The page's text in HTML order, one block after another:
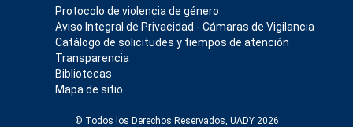
Protocolo de violencia de género
Aviso Integral de Privacidad - Cámaras de Vigilancia
Catálogo de solicitudes y tiempos de atención
Transparencia
Bibliotecas
Mapa de sitio
© Todos los Derechos Reservados, UADY 2026